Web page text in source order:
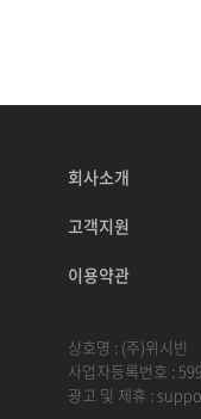
회사소개
고객지원
이용약관
상호명 : (주)위시빈
사업자등록번호 :
광고 및 제휴 :